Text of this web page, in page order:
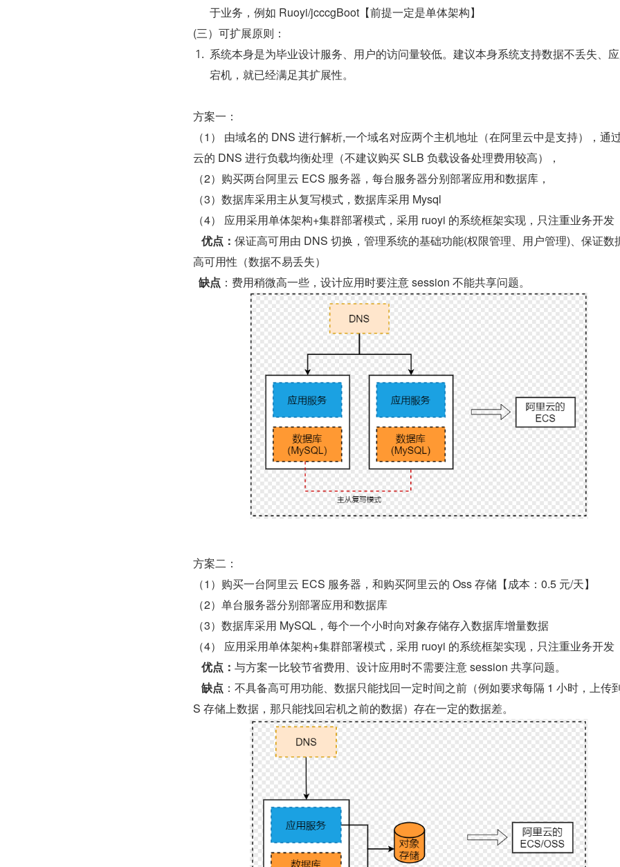
于业务，例如 Ruoyi/jcccgBoot【前提一定是单体架构】
(三）可扩展原则：
系统本身是为毕业设计服务、用户的访问量较低。建议本身系统支持数据不丢失、
宕机，就已经满足其扩展性。
方案一：
（1） 由域名的 DNS 进行解析,一个域名对应两个主机地址（在阿里云中是支持），通
云的 DNS 进行负载均衡处理（不建议购买 SLB 负载设备处理费用较高），
（2）购买两台阿里云 ECS 服务器，每台服务器分别部署应用和数据库，
（3）数据库采用主从复写模式，数据库采用 Mysql
（4） 应用采用单体架构+集群部署模式，采用 ruoyi 的系统框架实现，只注重业务开发
优点： 保证高可用由 DNS 切换，管理系统的基础功能(权限管理、用户管理)、保证数
高可用性（数据不易丢失）
缺点 ：费用稍微高一些，设计应用时要注意 session 不能共享问题。
方案二：
（1）购买一台阿里云 ECS 服务器，和购买阿里云的 Oss 存储【成本：0.5 元/天】
（2）单台服务器分别部署应用和数据库
（3）数据库采用 MySQL，每个一个小时向对象存储存入数据库增量数据
（4） 应用采用单体架构+集群部署模式，采用 ruoyi 的系统框架实现，只注重业务开发
优点： 与方案一比较节省费用、设计应用时不需要注意 session 共享问题。
缺点 ：不具备高可用功能、数据只能找回一定时间之前（例如要求每隔 1 小时，上传
S 存储上数据，那只能找回宕机之前的数据）存在一定的数据差。